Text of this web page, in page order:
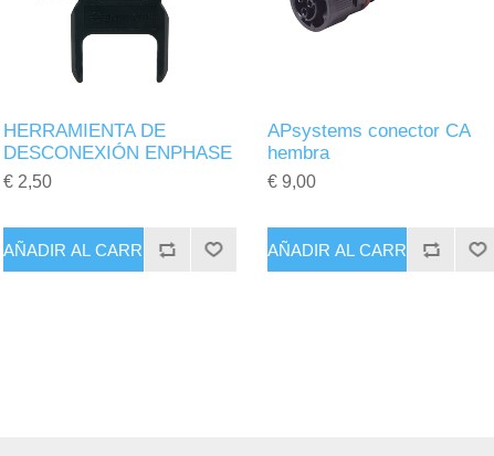
HERRAMIENTA DE
DESCONEXIÓN ENPHASE
€ 2,50
APsystems conector CA
hembra
€ 9,00